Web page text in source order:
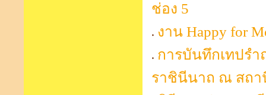
ช่อง 5
งาน Happy for
การบันทึกเทปรำ
ราชินีนาถ ณ สถ